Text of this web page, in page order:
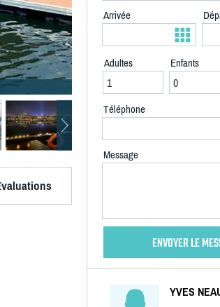
Arrivée
Adultes Enfants
Téléphone
Message
YVES